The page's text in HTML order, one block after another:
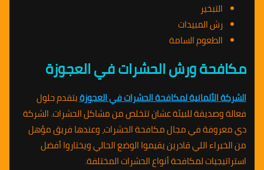
التبخير
رش المبيدات
الطعوم السامة
مكافحة ورش الحشرات في العجوزة
الشركة الألمانية لمكافحة الحشرات في العجوزةبتقدم حلول
فعالة وصديقة للبيئة عشان تتخلص من مشاكل الحشرات. الشركة
دي معروفة في مجال مكافحة الحشرات، وعندها فريق مؤهل
من الخبراء اللي قادرين يقيموا الوضع الحالي ويختاروا أفضل
استراتيجيات لمكافحة أنواع الحشرات المختلفة.